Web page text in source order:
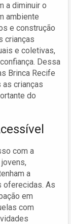
a diminuir o
ambiente
e construção
crianças
e coletivas,
Dessa
Brinca Recife
as crianças
do
com a
a
oferecidas. As
em
com